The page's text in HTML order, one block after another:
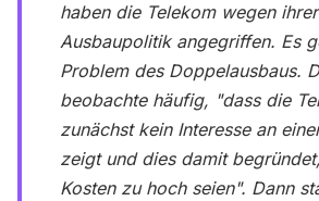
haben die Telekom wegen ihrer
Ausbaupolitik angegriffen. Es
Problem des Doppelausbaus.
beobachte häufig, "dass die
zunächst kein Interesse an
zeigt und dies damit
Kosten zu hoch seien". Dann